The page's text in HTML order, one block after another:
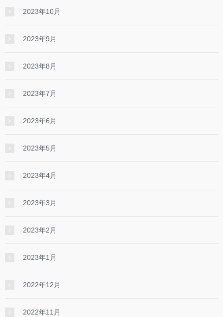
2023年10月
2023年9月
2023年8月
2023年7月
2023年6月
2023年5月
2023年4月
2023年3月
2023年2月
2023年1月
2022年12月
2022年11月